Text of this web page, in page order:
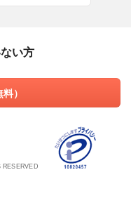
い方
）
RESERVED